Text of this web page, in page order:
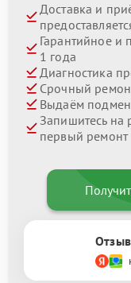
Доставка и
Гарантийное и
1 года
Диагностика
Срочный
Выдаём
Запишитесь на
первый ремонт